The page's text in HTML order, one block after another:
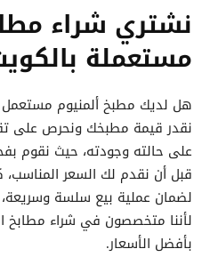
نشتري شراء
مستعملة
هل لديك مطبخ ألمنيوم
نقدر قيمة مطبخك ونحرص على
على حالته وجودته، حيث نقوم
قبل أن نقدم لك السعر المناسب،
لضمان عملية بيع سلسة وسريعة،
لأننا متخصصون في شراء مطابخ
بأفضل الأسعار.